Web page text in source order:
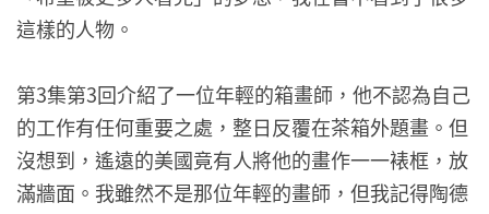
這樣的人物。
第3集第3回介紹了一位年輕的箱畫師，他不認為自己
的工作有任何重要之處，整日反覆在茶箱外題畫。但
沒想到，遙遠的美國竟有人將他的畫作一一裱框，放
滿牆面。我雖然不是那位年輕的畫師，但我記得陶德